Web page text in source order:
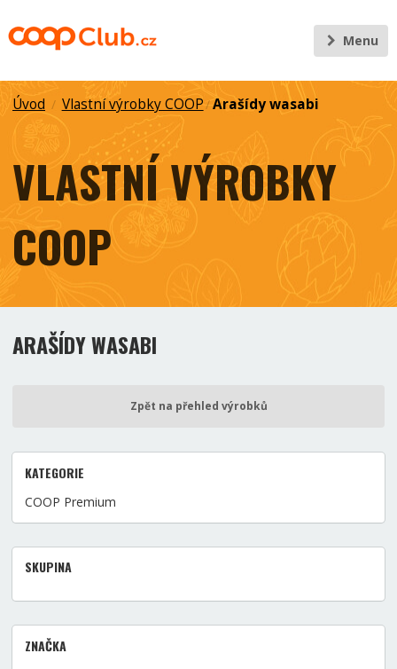
Menu
Úvod / Vlastní výrobky COOP/Arašídy wasabi
VLASTNÍ VÝROBKY
COOP
ARAŠÍDY WASABI
Zpět na přehled výrobků
KATEGORIE
COOP Premium
SKUPINA
ZNAČKA